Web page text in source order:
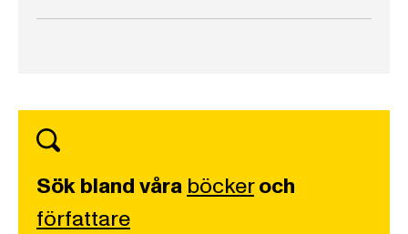
Sök bland våra böckeroch
författare